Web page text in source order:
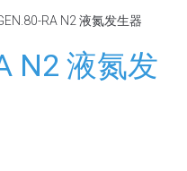
RA N2 液氮发生器
N2 液氮发